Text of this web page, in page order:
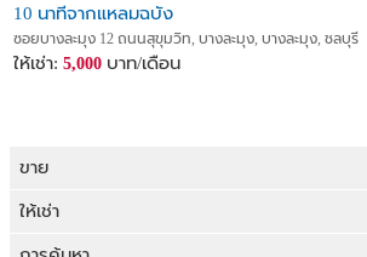
10 นาทีจากแหลมฉบัง
ซอยบางละมุง 12 ถนนสุขุมวิท, บางละมุง, บางละมุง, ชลบุรี
ให้เช่า: 5,000 บาท/เดือน
ขาย
ขายที่ดิน
ขายบ้าน
ให้เช่า